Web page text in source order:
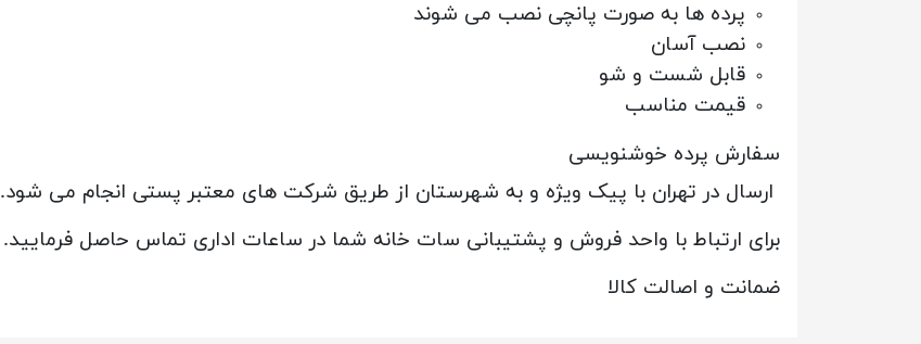
پرده ها به صورت پانچی نصب می شوند
نصب آسان
قابل شست و شو
قیمت مناسب
سفارش پرده خوشنویسی
ارسال در تهران با پیک ویژه و به شهرستان از طریق شرکت های معتبر پستی انجام می شود.
برای ارتباط با واحد فروش و پشتیبانی سات خانه شما در ساعات اداری تماس حاصل فرمایید.
ضمانت و اصالت کالا